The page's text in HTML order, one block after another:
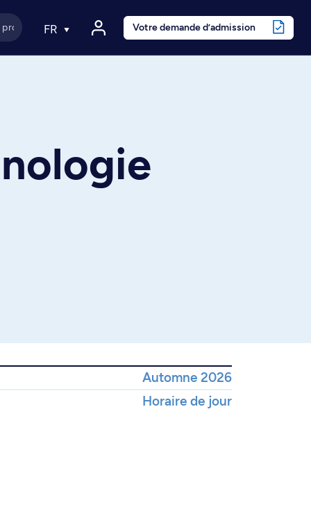
FR Votre demande d’admission
Automne 2026
Horaire de jour